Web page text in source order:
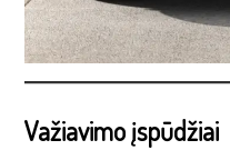
Važiavimo įspūdžiai